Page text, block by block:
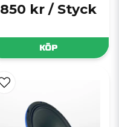
850 kr / Styck
KÖP